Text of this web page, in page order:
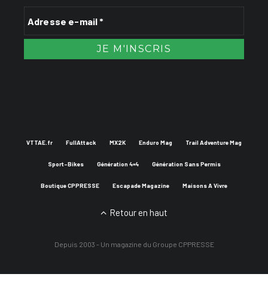
VTTAE.fr FullAttack MX2K Enduro Mag Trail Adventure Mag
Sport-Bikes Génération 4×4 Génération Sans Permis
Boutique CPPRESSE Escapade Magazine Maisons A Vivre
Retour en haut
Depuis 2003 - Un magazine du Groupe CPPRESSE